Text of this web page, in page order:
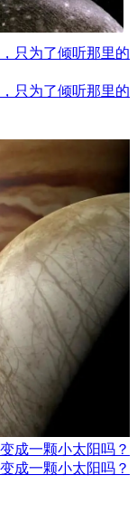
只为了倾听那里的
只为了倾听那里的
成一颗小太阳吗？
成一颗小太阳吗？